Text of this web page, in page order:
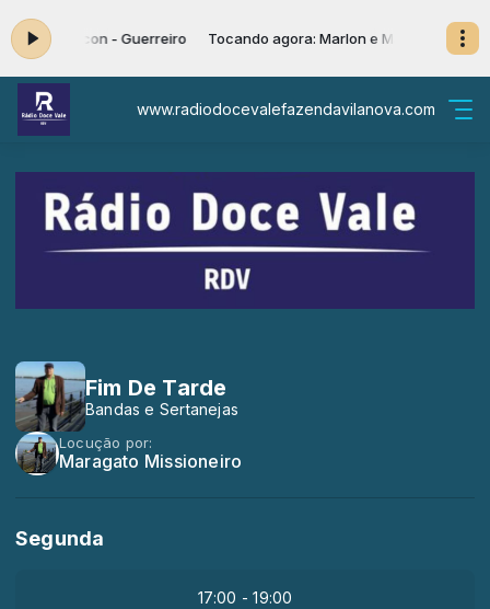
e Maicon - Guerreiro Tocando agora: Marlon e Maicon -
www.radiodocevalefazendavilanova.com
Fim De Tarde
Bandas e Sertanejas
Locução por:
Maragato Missioneiro
Segunda
17:00 - 19:00